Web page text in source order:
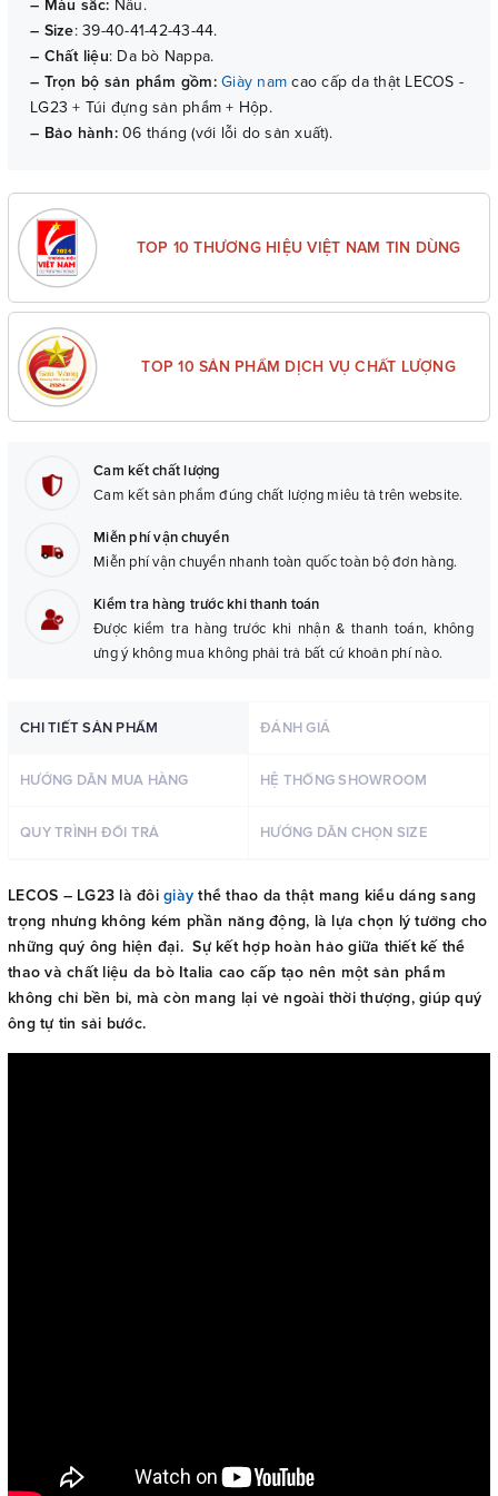
– Màu sắc: Nâu.
– Size: 39-40-41-42-43-44.
– Chất liệu: Da bò Nappa.
– Trọn bộ sản phẩm gồm: Giày nam cao cấp da thật LECOS -
LG23 + Túi đựng sản phẩm + Hộp.
– Bảo hành: 06 tháng (với lỗi do sản xuất).
TOP 10 THƯƠNG HIỆU VIỆT NAM TIN DÙNG
TOP 10 SẢN PHẨM DỊCH VỤ CHẤT LƯỢNG
Cam kết chất lượng
Cam kết sản phẩm đúng chất lượng miêu tả trên website.
Miễn phí vận chuyển
Miễn phí vận chuyển nhanh toàn quốc toàn bộ đơn hàng.
Kiểm tra hàng trước khi thanh toán
Được kiểm tra hàng trước khi nhận & thanh toán, không
ưng ý không mua không phải trả bất cứ khoản phí nào.
CHI TIẾT SẢN PHẨM ĐÁNH GIÁ
HƯỚNG DẪN MUA HÀNG HỆ THỐNG SHOWROOM
QUY TRÌNH ĐỔI TRẢ HƯỚNG DẪN CHỌN SIZE
LECOS – LG23 là đôi giày thể thao da thật mang kiểu dáng sang
trọng nhưng không kém phần năng động, là lựa chọn lý tưởng cho
những quý ông hiện đại. Sự kết hợp hoàn hảo giữa thiết kế thể
thao và chất liệu da bò Italia cao cấp tạo nên một sản phẩm
không chỉ bền bỉ, mà còn mang lại vẻ ngoài thời thượng, giúp quý
ông tự tin sải bước.